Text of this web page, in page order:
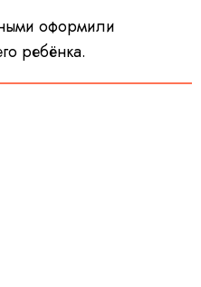
оформили
ребёнка.